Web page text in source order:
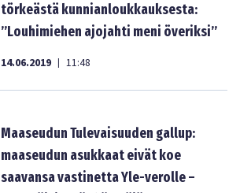
törkeästä kunnianloukkauksesta:
”Louhimiehen ajojahti meni överiksi”
14.06.2019 | 11:48
Maaseudun Tulevaisuuden gallup:
maaseudun asukkaat eivät koe
saavansa vastinetta Yle-verolle –